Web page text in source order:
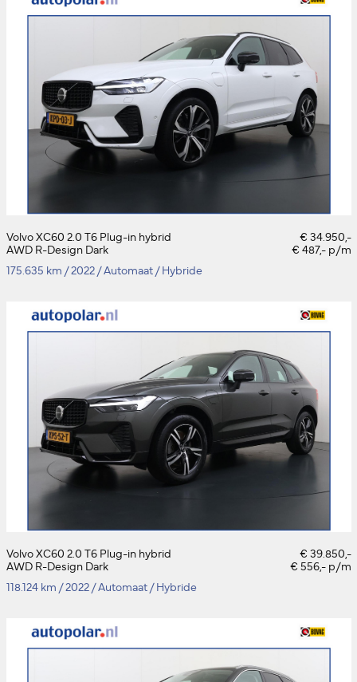
Volvo XC60 2.0 T6 Plug-in hybrid
AWD R-Design Dark
€ 34.950,-
€ 487,- p/m
175.635 km /2022 /Automaat /Hybride
Volvo XC60 2.0 T6 Plug-in hybrid
AWD R-Design Dark
€ 39.850,-
€ 556,- p/m
118.124 km /2022 /Automaat /Hybride